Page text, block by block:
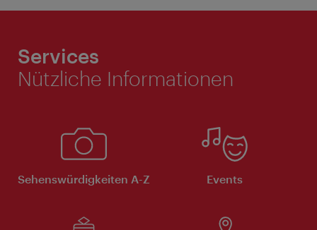
Services
Nützliche Informationen
Sehenswürdigkeiten A-Z Events